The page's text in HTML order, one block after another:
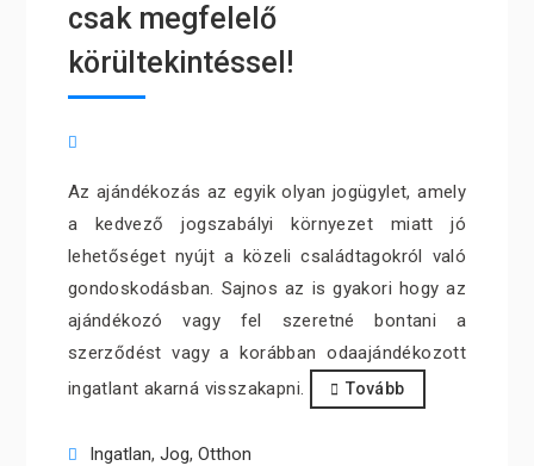
csak megfelelő
körültekintéssel!
Az ajándékozás az egyik olyan jogügylet, amely
a kedvező jogszabályi környezet miatt jó
lehetőséget nyújt a közeli családtagokról való
gondoskodásban. Sajnos az is gyakori hogy az
ajándékozó vagy fel szeretné bontani a
szerződést vagy a korábban odaajándékozott
ingatlant akarná visszakapni.
Tovább
Ingatlan, Jog, Otthon